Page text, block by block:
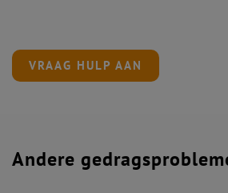
VRAAG HULP AAN
Andere